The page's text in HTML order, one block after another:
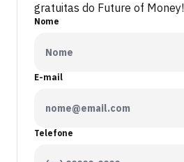
gratuitas do Future of Money!
Nome
E-mail
Telefone